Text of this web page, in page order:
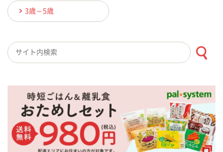
3歳～5歳
検索キーワード入力